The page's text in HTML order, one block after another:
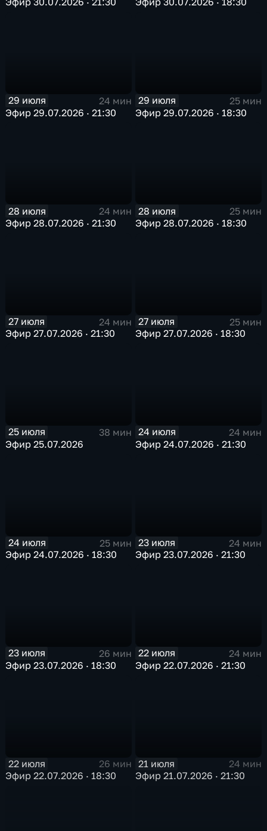
29 июля
24 мин
Эфир 29.07.2026 · 21:30
29 июля
25 мин
Эфир 29.07.2026 · 18:30
28 июля
24 мин
Эфир 28.07.2026 · 21:30
28 июля
25 мин
Эфир 28.07.2026 · 18:30
27 июля
24 мин
Эфир 27.07.2026 · 21:30
27 июля
25 мин
Эфир 27.07.2026 · 18:30
25 июля
38 мин
Эфир 25.07.2026
24 июля
24 мин
Эфир 24.07.2026 · 21:30
24 июля
25 мин
Эфир 24.07.2026 · 18:30
23 июля
24 мин
Эфир 23.07.2026 · 21:30
23 июля
26 мин
Эфир 23.07.2026 · 18:30
22 июля
24 мин
Эфир 22.07.2026 · 21:30
22 июля
26 мин
Эфир 22.07.2026 · 18:30
21 июля
24 мин
Эфир 21.07.2026 · 21:30